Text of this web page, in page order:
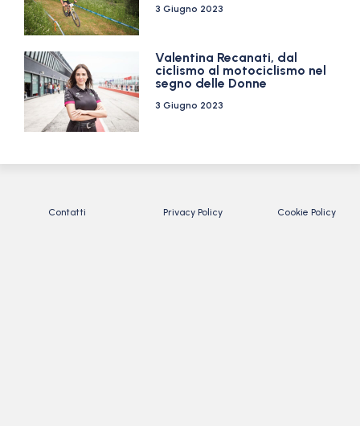
3 Giugno 2023
Valentina Recanati, dal
ciclismo al motociclismo nel
segno delle Donne
3 Giugno 2023
Contatti Privacy Policy Cookie Policy